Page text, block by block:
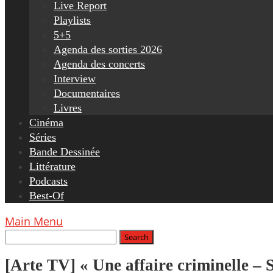
Live Report
Playlists
5+5
Agenda des sorties 2026
Agenda des concerts
Interview
Documentaires
Livres
Cinéma
Séries
Bande Dessinée
Littérature
Podcasts
Best-Of
Main Menu
[Arte TV] « Une affaire criminelle –